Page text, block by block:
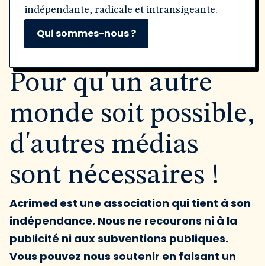
indépendante, radicale et intransigeante.
Qui sommes-nous ?
Pour qu'un autre
monde soit possible,
d'autres médias
sont nécessaires !
Acrimed est une association qui tient à son
indépendance. Nous ne recourons ni à la
publicité ni aux subventions publiques.
Vous pouvez nous soutenir en faisant un